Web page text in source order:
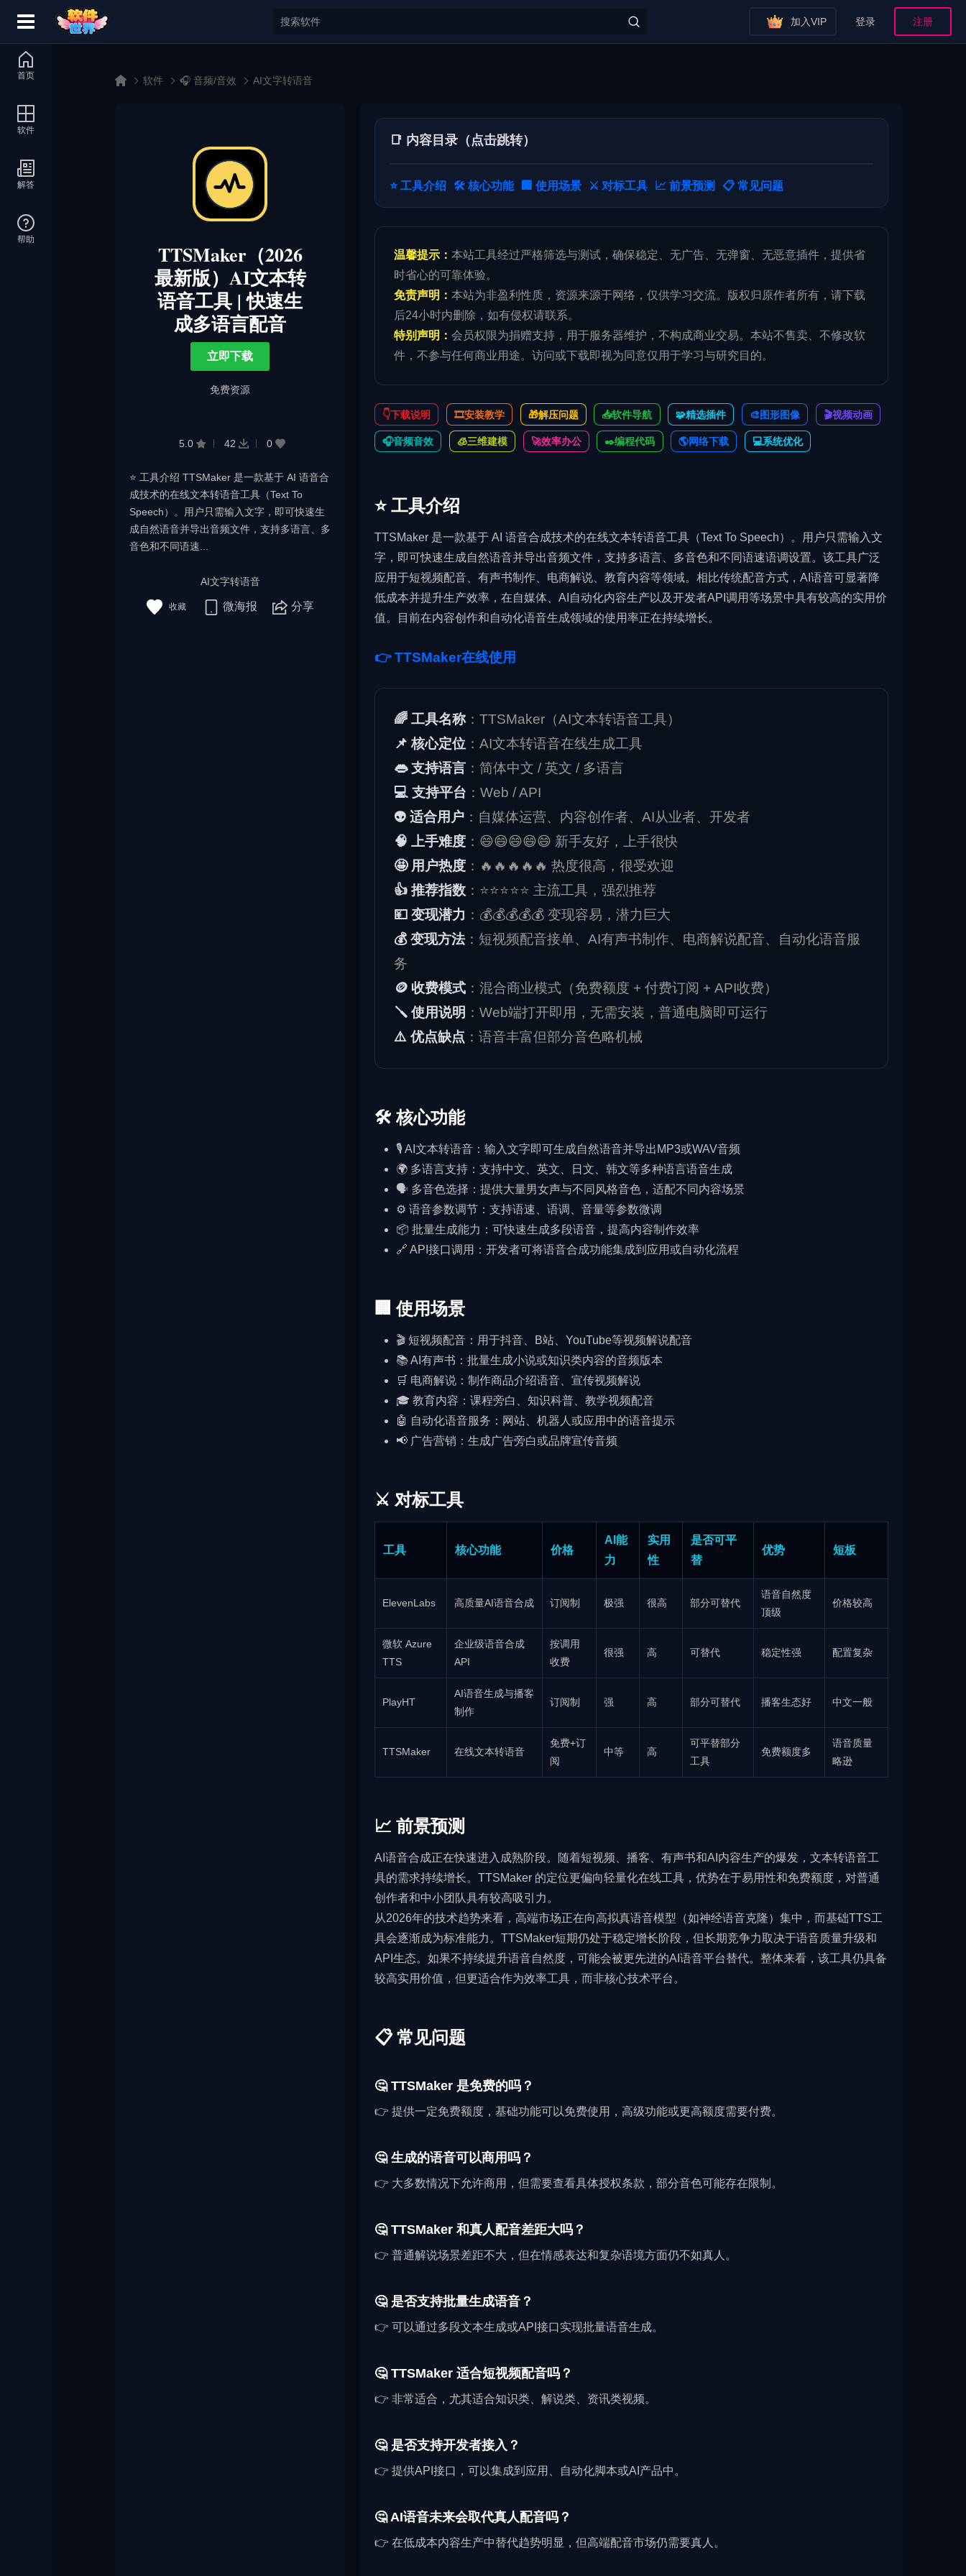
加入VIP 登录 注册
软件 🎧 音频/音效 AI文字转语音
TTSMaker（2026
最新版）AI文本转
语音工具 | 快速生
成多语言配音
立即下载
免费资源
5.0 42 0
⭐️ 工具介绍 TTSMaker 是一款基于 AI 语音合
成技术的在线文本转语音工具（Text To
Speech）。用户只需输入文字，即可快速生
成自然语音并导出音频文件，支持多语言、多
音色和不同语速...
AI文字转语音
微海报 分享
📑 内容目录（点击跳转）
⭐️ 工具介绍 🛠️ 核心功能 🏢 使用场景 ⚔️ 对标工具 📈 前景预测 📋 常见问题
温馨提示： 本站工具经过严格筛选与测试，确保稳定、无广告、无弹窗、无恶意插件，提供省
时省心的可靠体验。
免责声明： 本站为非盈利性质，资源来源于网络，仅供学习交流。版权归原作者所有，请下载
后24小时内删除，如有侵权请联系。
特别声明： 会员权限为捐赠支持，用于服务器维护，不构成商业交易。本站不售卖、不修改软
件，不参与任何商业用途。访问或下载即视为同意仅用于学习与研究目的。
👇下载说明 🎞️安装教学 🎁解压问题 📥软件导航 🧩精选插件 🎨图形图像 🎬视频动画
🎧音频音效 🧊三维建模 🚀效率办公 ✒️编程代码 🌎️网络下载 💻系统优化
⭐️ 工具介绍
TTSMaker 是一款基于 AI 语音合成技术的在线文本转语音工具（Text To Speech）。用户只需输入文
字，即可快速生成自然语音并导出音频文件，支持多语言、多音色和不同语速语调设置。该工具广泛
应用于短视频配音、有声书制作、电商解说、教育内容等领域。相比传统配音方式，AI语音可显著降
低成本并提升生产效率，在自媒体、AI自动化内容生产以及开发者API调用等场景中具有较高的实用价
值。目前在内容创作和自动化语音生成领域的使用率正在持续增长。
👉 TTSMaker在线使用
🌈 工具名称：TTSMaker（AI文本转语音工具）
📌 核心定位 ：AI文本转语音在线生成工具
👄 支持语言：简体中文 / 英文 / 多语言
💻 支持平台 ：Web / API
👽 适合用户：自媒体运营、内容创作者、AI从业者、开发者
🧠 上手难度：😄😄😄😄😄 新手友好，上手很快
🤩 用户热度：🔥🔥🔥🔥🔥 热度很高，很受欢迎
👍 推荐指数：⭐⭐⭐⭐⭐ 主流工具，强烈推荐
💴 变现潜力 ：💰💰💰💰💰 变现容易，潜力巨大
💰 变现方法：短视频配音接单、AI有声书制作、电商解说配音、自动化语音服
务
🪙 收费模式：混合商业模式（免费额度 + 付费订阅 + API收费）
🪛 使用说明 ：Web端打开即用，无需安装，普通电脑即可运行
⚠️ 优点缺点 ：语音丰富但部分音色略机械
🛠️ 核心功能
🎙️ AI文本转语音：输入文字即可生成自然语音并导出MP3或WAV音频
🌍 多语言支持：支持中文、英文、日文、韩文等多种语言语音生成
🗣️ 多音色选择：提供大量男女声与不同风格音色，适配不同内容场景
⚙️ 语音参数调节：支持语速、语调、音量等参数微调
📦 批量生成能力：可快速生成多段语音，提高内容制作效率
🔗 API接口调用：开发者可将语音合成功能集成到应用或自动化流程
🏢 使用场景
🎬 短视频配音：用于抖音、B站、YouTube等视频解说配音
📚 AI有声书：批量生成小说或知识类内容的音频版本
🛒 电商解说：制作商品介绍语音、宣传视频解说
🎓 教育内容：课程旁白、知识科普、教学视频配音
🤖 自动化语音服务：网站、机器人或应用中的语音提示
📢 广告营销：生成广告旁白或品牌宣传音频
⚔️ 对标工具
工具 核心功能 价格
AI能
力
实用
性
是否可平
替
优势 短板
ElevenLabs 高质量AI语音合成 订阅制 极强 很高 部分可替代
语音自然度
顶级
价格较高
微软 Azure
TTS
企业级语音合成
API
按调用
收费
很强 高 可替代 稳定性强 配置复杂
PlayHT
AI语音生成与播客
制作
订阅制 强 高 部分可替代 播客生态好 中文一般
TTSMaker 在线文本转语音
免费+订
阅
中等 高
可平替部分
工具
免费额度多
语音质量
略逊
📈 前景预测
AI语音合成正在快速进入成熟阶段。随着短视频、播客、有声书和AI内容生产的爆发，文本转语音工
具的需求持续增长。TTSMaker 的定位更偏向轻量化在线工具，优势在于易用性和免费额度，对普通
创作者和中小团队具有较高吸引力。
从2026年的技术趋势来看，高端市场正在向高拟真语音模型（如神经语音克隆）集中，而基础TTS工
具会逐渐成为标准能力。TTSMaker短期仍处于稳定增长阶段，但长期竞争力取决于语音质量升级和
API生态。如果不持续提升语音自然度，可能会被更先进的AI语音平台替代。整体来看，该工具仍具备
较高实用价值，但更适合作为效率工具，而非核心技术平台。
📋 常见问题
🤔 TTSMaker 是免费的吗？
👉 提供一定免费额度，基础功能可以免费使用，高级功能或更高额度需要付费。
🤔 生成的语音可以商用吗？
👉 大多数情况下允许商用，但需要查看具体授权条款，部分音色可能存在限制。
🤔 TTSMaker 和真人配音差距大吗？
👉 普通解说场景差距不大，但在情感表达和复杂语境方面仍不如真人。
🤔 是否支持批量生成语音？
👉 可以通过多段文本生成或API接口实现批量语音生成。
🤔 TTSMaker 适合短视频配音吗？
👉 非常适合，尤其适合知识类、解说类、资讯类视频。
🤔 是否支持开发者接入？
👉 提供API接口，可以集成到应用、自动化脚本或AI产品中。
🤔 AI语音未来会取代真人配音吗？
👉 在低成本内容生产中替代趋势明显，但高端配音市场仍需要真人。
首页
软件
解答
帮助